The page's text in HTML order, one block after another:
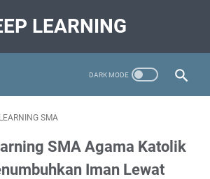
LEARNING
SMA
SMA Agama Katolik
Iman Lewat